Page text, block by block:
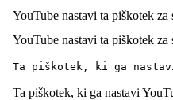
YouTube nastavi ta piškotek
YouTube nastavi ta piškotek
Ta piškotek, ki ga
Ta piškotek, ki ga nastavi